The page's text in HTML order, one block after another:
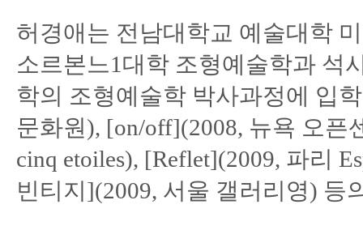
허경애는 전남대학교 예술대학
소르본느1대학 조형예술학과 석
학의 조형예술학 박사과정에 입
문화원), [on/off](2008, 뉴욕 오픈
cinq etoiles), [Reflet](2009, 파리
빈티지](2009, 서울 갤러리영) 등